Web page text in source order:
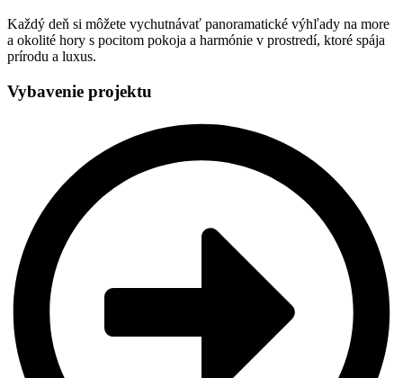
Každý deň si môžete vychutnávať panoramatické výhľady na more
a okolité hory s pocitom pokoja a harmónie v prostredí, ktoré spája
prírodu a luxus.
Vybavenie projektu